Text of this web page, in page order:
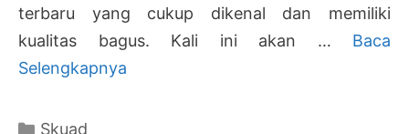
terbaru yang cukup dikenal dan memiliki
kualitas bagus. Kali ini akan … Baca
Selengkapnya
Kategori
Skuad